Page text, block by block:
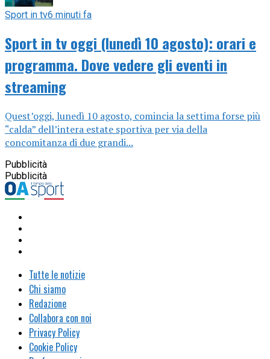
Sport in tv6 minuti fa
Sport in tv oggi (lunedì 10 agosto): orari e
programma. Dove vedere gli eventi in
streaming
Quest’oggi, lunedì 10 agosto, comincia la settima forse più
“calda” dell’intera estate sportiva per via della
concomitanza di due grandi...
Pubblicità
Pubblicità
Tutte le notizie
Chi siamo
Redazione
Collabora con noi
Privacy Policy
Cookie Policy